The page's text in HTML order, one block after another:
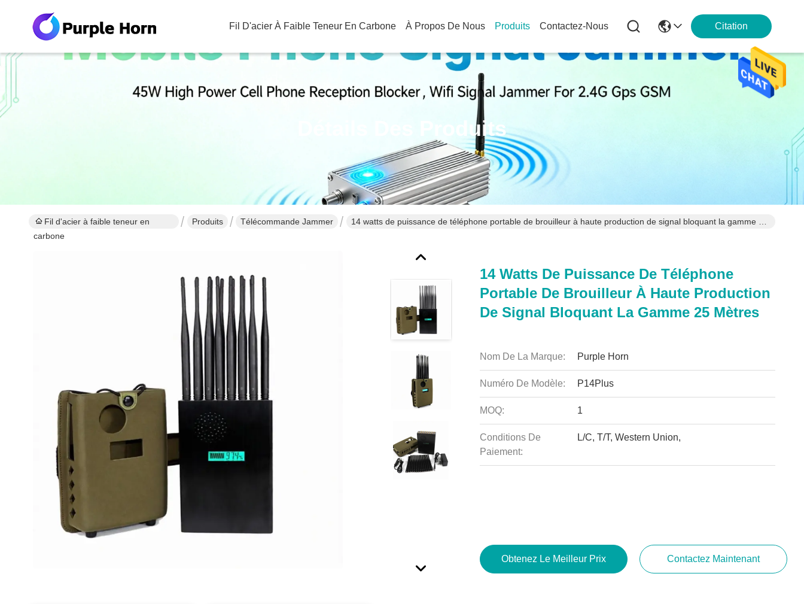
Fil D'acier À Faible Teneur En Carbone À Propos De Nous Produits Contactez-Nous Citation
Détails Des Produits
Fil d'acier à faible teneur en
carbone
Produits Télécommande Jammer
14 watts de puissance de téléphone portable de brouilleur à haute production de signal bloquant la gamme 25
14 Watts De Puissance De Téléphone
Portable De Brouilleur À Haute Production
De Signal Bloquant La Gamme 25 Mètres
Nom De La Marque: Purple Horn
Numéro De Modèle: P14Plus
MOQ: 1
Conditions De
Paiement:
L/C, T/T, Western Union,
Obtenez Le Meilleur Prix Contactez Maintenant